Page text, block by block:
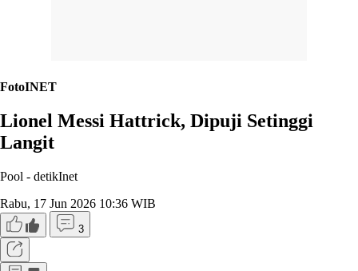
FotoINET
Lionel Messi Hattrick, Dipuji Setinggi
Langit
Pool - detikInet
Rabu, 17 Jun 2026 10:36 WIB
3